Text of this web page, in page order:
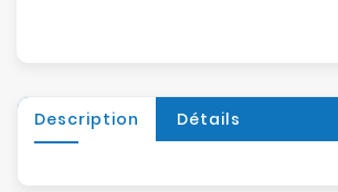
Description Détails